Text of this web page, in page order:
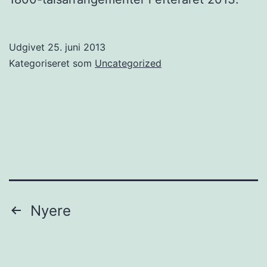
Udgivet 25. juni 2013
Kategoriseret som Uncategorized
Indlægsinddeling
Nyere